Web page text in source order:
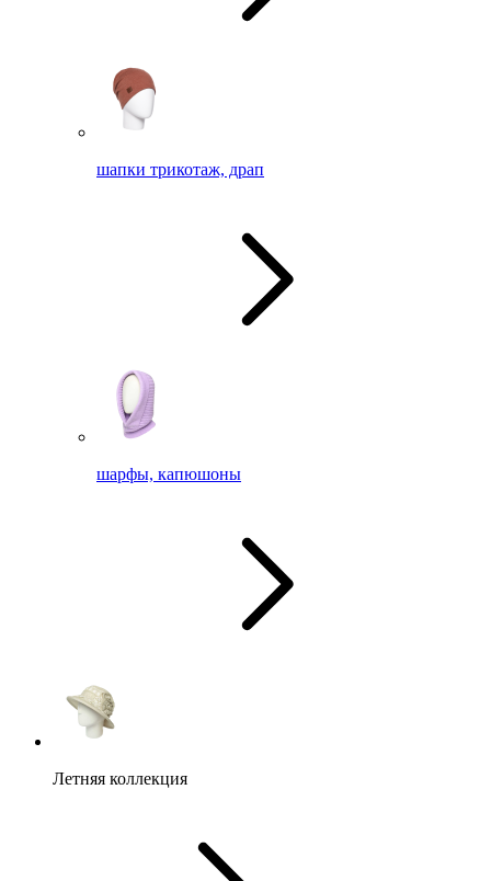
шапки трикотаж, драп
шарфы, капюшоны
Летняя коллекция